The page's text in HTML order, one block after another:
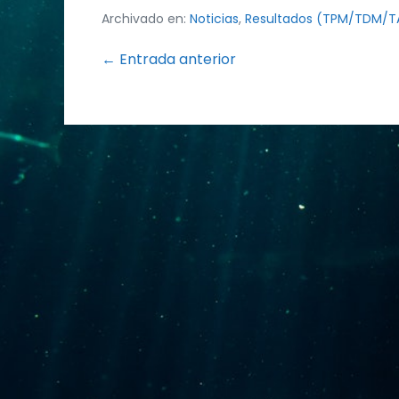
Archivado en: Noticias, Resultados (TPM/TDM/
Navegación
← Entrada anterior